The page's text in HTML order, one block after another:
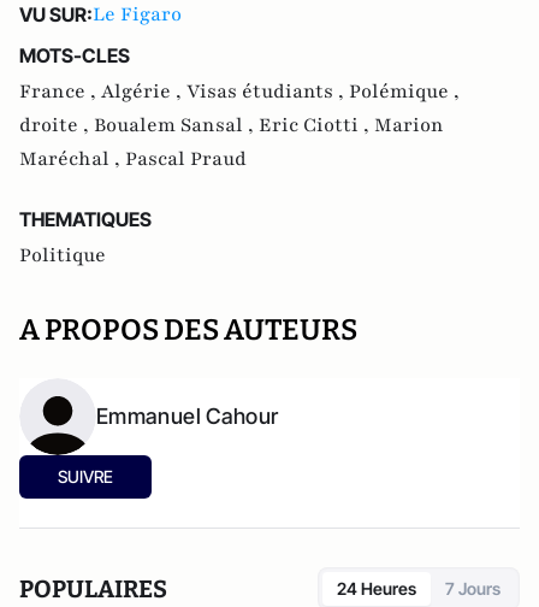
VU SUR:Le Figaro
MOTS-CLES
France , Algérie , Visas étudiants , Polémique ,
droite , Boualem Sansal , Eric Ciotti , Marion
Maréchal , Pascal Praud
THEMATIQUES
Politique
A PROPOS DES AUTEURS
Emmanuel Cahour
SUIVRE
POPULAIRES 24 Heures 7 Jours